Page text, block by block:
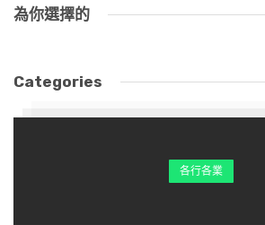
為你選擇的
Categories
各行各業